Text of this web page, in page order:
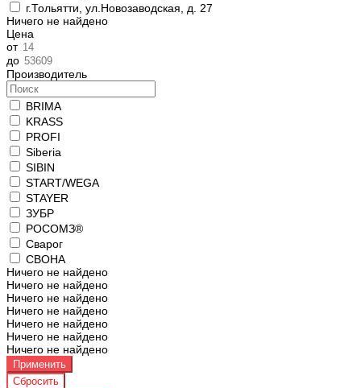
г.Тольятти, ул.Новозаводская, д. 27
Ничего не найдено
Цена
от
до
Производитель
BRIMA
KRASS
PROFI
Siberia
SIBIN
START/WEGA
STAYER
ЗУБР
РОСОМЗ®
Сварог
СВОНА
Ничего не найдено
Ничего не найдено
Ничего не найдено
Ничего не найдено
Ничего не найдено
Ничего не найдено
Ничего не найдено